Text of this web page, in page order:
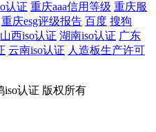
认证 重庆aaa信用等级 重庆服
重庆esg评级报告 百度 搜狗
山西iso认证 湖南iso认证 广东
云南iso认证 人造板生产许可
iso认证 版权所有